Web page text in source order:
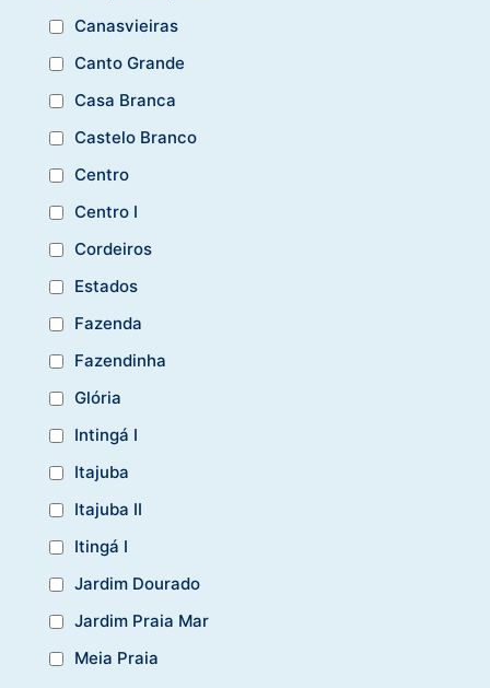
Canasvieiras
Canto Grande
Casa Branca
Castelo Branco
Centro
Centro I
Cordeiros
Estados
Fazenda
Fazendinha
Glória
Intingá I
Itajuba
Itajuba II
Itingá I
Jardim Dourado
Jardim Praia Mar
Meia Praia